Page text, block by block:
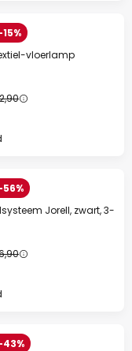
vloerlamp
Jorell, zwart, 3-